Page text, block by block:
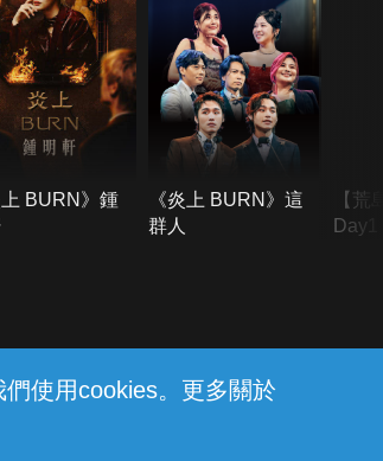
使用cookies。更多關於
上 BURN》鍾
《炎上 BURN》這
群人
【荒